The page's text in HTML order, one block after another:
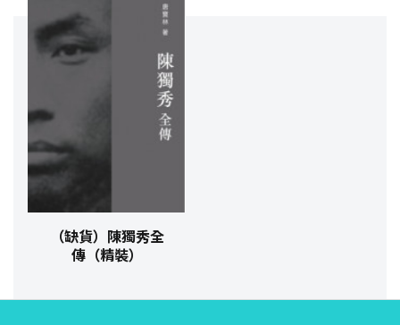
（缺貨）陳獨秀全
傳（精裝）